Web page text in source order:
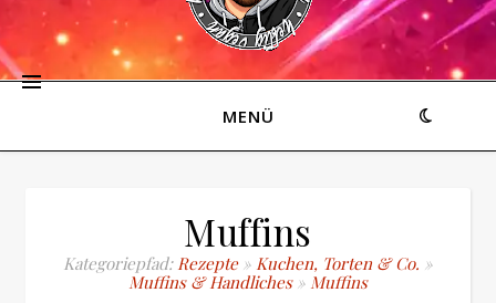
MENÜ
Muffins
Kategoriepfad:Rezepte» Kuchen, Torten & Co. »
Muffins & Handliches» Muffins